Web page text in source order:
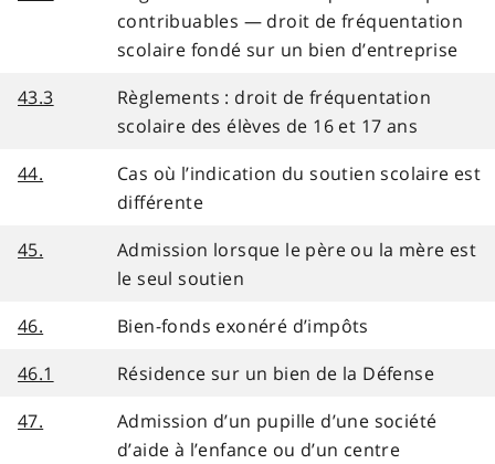
contribuables — droit de fréquentation
scolaire fondé sur un bien d’entreprise
43.3
Règlements : droit de fréquentation
scolaire des élèves de 16 et 17 ans
44.
Cas où l’indication du soutien scolaire est
différente
45.
Admission lorsque le père ou la mère est
le seul soutien
46.
Bien-fonds exonéré d’impôts
46.1
Résidence sur un bien de la Défense
47.
Admission d’un pupille d’une société
d’aide à l’enfance ou d’un centre